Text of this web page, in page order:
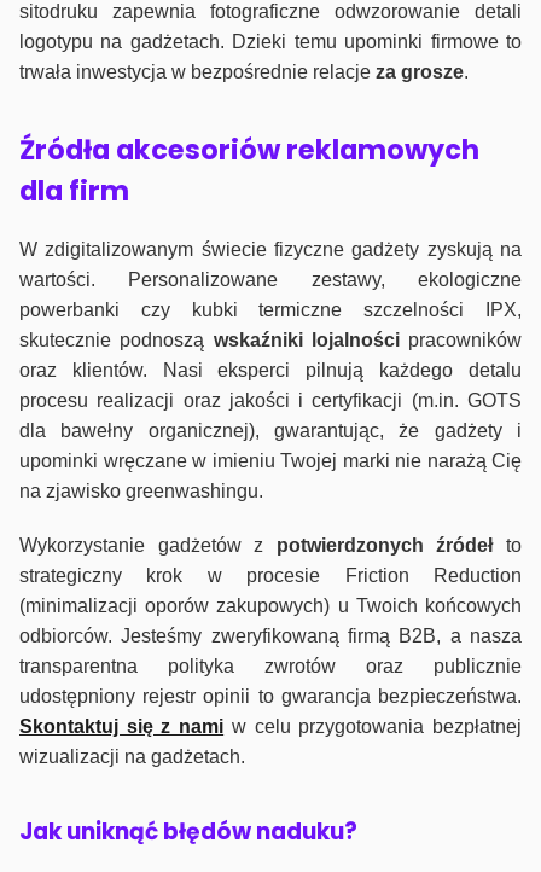
sitodruku zapewnia fotograficzne odwzorowanie detali
logotypu na gadżetach. Dzieki temu upominki firmowe to
trwała inwestycja w bezpośrednie relacje za grosze.
Źródła akcesoriów reklamowych
dla firm
W zdigitalizowanym świecie fizyczne gadżety zyskują na
wartości. Personalizowane zestawy, ekologiczne
powerbanki czy kubki termiczne szczelności IPX,
skutecznie podnoszą wskaźniki lojalnościpracowników
oraz klientów. Nasi eksperci pilnują każdego detalu
procesu realizacji oraz jakości i certyfikacji (m.in. GOTS
dla bawełny organicznej), gwarantując, że gadżety i
upominki wręczane w imieniu Twojej marki nie narażą Cię
na zjawisko greenwashingu.
Wykorzystanie gadżetów z potwierdzonych źródełto
strategiczny krok w procesie Friction Reduction
(minimalizacji oporów zakupowych) u Twoich końcowych
odbiorców. Jesteśmy zweryfikowaną firmą B2B, a nasza
transparentna polityka zwrotów oraz publicznie
udostępniony rejestr opinii to gwarancja bezpieczeństwa.
Skontaktuj się z nami w celu przygotowania bezpłatnej
wizualizacji na gadżetach.
Jak uniknąć błędów naduku?